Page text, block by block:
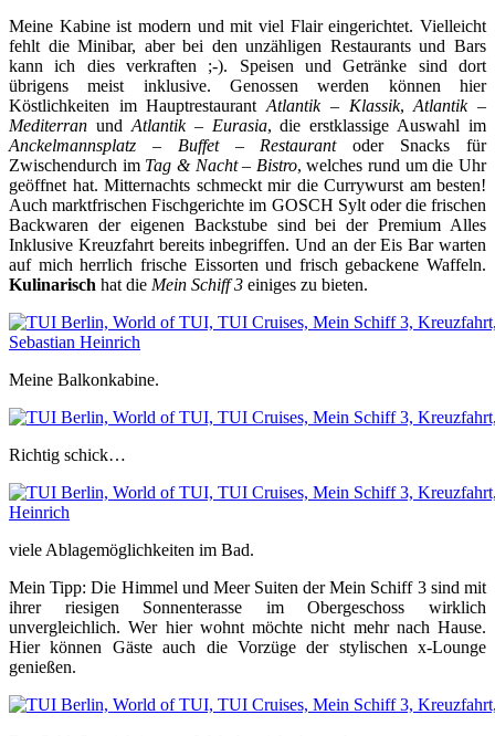
Meine Kabine ist modern und mit viel Flair eingerichtet. Vielleicht
fehlt die Minibar, aber bei den unzähligen Restaurants und Bars
kann ich dies verkraften ;-). Speisen und Getränke sind dort
übrigens meist inklusive. Genossen werden können hier
Köstlichkeiten im HauptrestaurantAtlantik – Klassik,Atlantik –
Mediterran und Atlantik – Eurasia, die erstklassige Auswahl im
Anckelmannsplatz – Buffet – Restaurantoder Snacks für
Zwischendurch im Tag & Nacht – Bistro, welches rund um die Uhr
geöffnet hat. Mitternachts schmeckt mir die Currywurst am besten!
Auch marktfrischen Fischgerichte im GOSCH Sylt oder die frischen
Backwaren der eigenen Backstube sind bei der Premium Alles
Inklusive Kreuzfahrt bereits inbegriffen. Und an der Eis Bar warten
auf mich herrlich frische Eissorten und frisch gebackene Waffeln.
Kulinarisch hat die Mein Schiff 3 einiges zu bieten.
Meine Balkonkabine.
Richtig schick…
viele Ablagemöglichkeiten im Bad.
Mein Tipp: Die Himmel und Meer Suiten der Mein Schiff 3 sind mit
ihrer riesigen Sonnenterasse im Obergeschoss wirklich
unvergleichlich. Wer hier wohnt möchte nicht mehr nach Hause.
Hier können Gäste auch die Vorzüge der stylischen x-Lounge
genießen.